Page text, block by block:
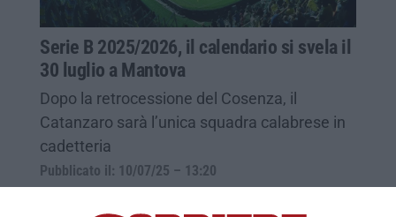
Serie B 2025/2026, il calendario si svela il
30 luglio a Mantova
Dopo la retrocessione del Cosenza, il
Catanzaro sarà l’unica squadra calabrese in
cadetteria
Pubblicato il: 10/07/25 – 13:20